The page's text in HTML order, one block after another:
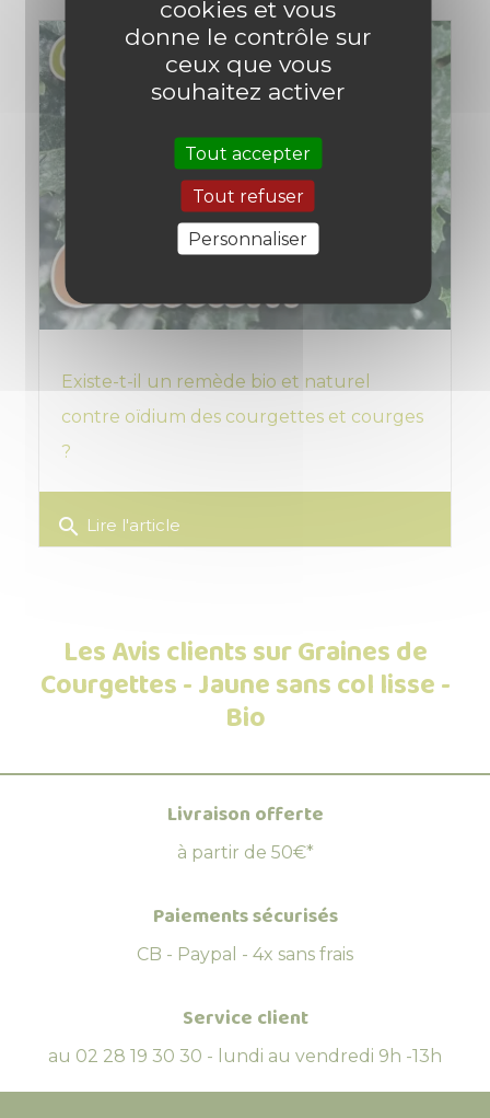
Existe-t-il un remède bio et naturel
contre oïdium des courgettes et courges
?
search Lire l'article
Les Avis clients sur Graines de
Courgettes - Jaune sans col lisse -
Bio
Livraison offerte
à partir de 50€*
Paiements sécurisés
CB - Paypal - 4x sans frais
Service client
au 02 28 19 30 30 - lundi au vendredi 9h -13h
cookies et vous
donne le contrôle sur
ceux que vous
souhaitez activer
Tout accepter
Tout refuser
Personnaliser